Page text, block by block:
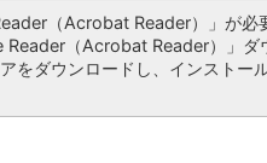
（Acrobat Reader）」が必
（Acrobat Reader）」ダ
をダウンロードし、インストー